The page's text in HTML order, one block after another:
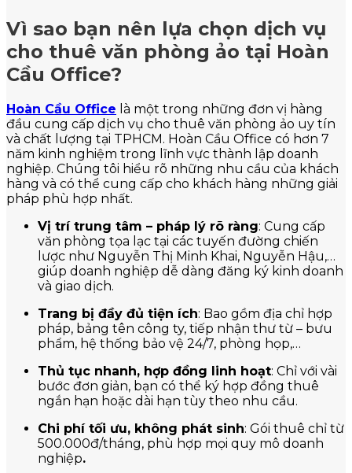
Vì sao bạn nên lựa chọn dịch vụ
cho thuê văn phòng ảo tại Hoàn
Cầu Office?
Hoàn Cầu Office là một trong những đơn vị hàng
đầu cung cấp dịch vụ cho thuê văn phòng ảo uy tín
và chất lượng tại TPHCM. Hoàn Cầu Office có hơn 7
năm kinh nghiệm trong lĩnh vực thành lập doanh
nghiệp. Chúng tôi hiểu rõ những nhu cầu của khách
hàng và có thể cung cấp cho khách hàng những giải
pháp phù hợp nhất.
Vị trí trung tâm – pháp lý rõ ràng: Cung cấp
văn phòng tọa lạc tại các tuyến đường chiến
lược như Nguyễn Thị Minh Khai, Nguyễn Hậu,…
giúp doanh nghiệp dễ dàng đăng ký kinh doanh
và giao dịch.
Trang bị đầy đủ tiện ích: Bao gồm địa chỉ hợp
pháp, bảng tên công ty, tiếp nhận thư từ – bưu
phẩm, hệ thống bảo vệ 24/7, phòng họp,…
Thủ tục nhanh, hợp đồng linh hoạt: Chỉ với vài
bước đơn giản, bạn có thể ký hợp đồng thuê
ngắn hạn hoặc dài hạn tùy theo nhu cầu.
Chi phí tối ưu, không phát sinh: Gói thuê chỉ từ
500.000đ/tháng, phù hợp mọi quy mô doanh
nghiệp.